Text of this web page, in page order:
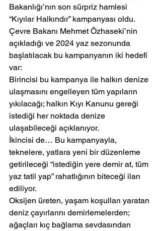
Bakanlığı’nın son sürpriz hamlesi
“Kıyılar Halkındır” kampanyası oldu.
Çevre Bakanı Mehmet Özhaseki’nin
açıkladığı ve 2024 yaz sezonunda
başlatılacak bu kampanyanın iki hedefi
var:
Birincisi bu kampanya ile halkın denize
ulaşmasını engelleyen tüm yapıların
yıkılacağı; halkın Kıyı Kanunu gereği
istediği her noktada denize
ulaşabileceği açıklanıyor.
İkincisi de… Bu kampanyayla,
teknelere, yatlara yeni bir düzenleme
getirileceği “istediğin yere demir at, tüm
yaz tatil yap” rahatlığının biteceği ilan
ediliyor.
Oksijen üreten, yaşam koşulları yaratan
deniz çayırlarını demirlemelerden;
ağaçları kıç bağlama sevdasından